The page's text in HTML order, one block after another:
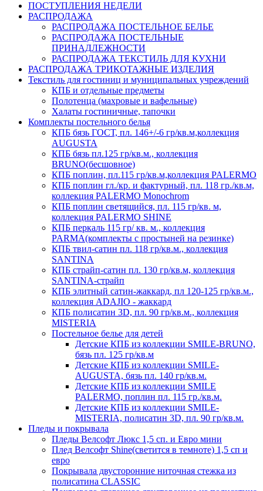
ПОСТУПЛЕНИЯ НЕДЕЛИ
РАСПРОДАЖА
РАСПРОДАЖА ПОСТЕЛЬНОЕ БЕЛЬЕ
РАСПРОДАЖА ПОСТЕЛЬНЫЕ
ПРИНАДЛЕЖНОСТИ
РАСПРОДАЖА ТЕКСТИЛЬ ДЛЯ КУХНИ
РАСПРОДАЖА ТРИКОТАЖНЫЕ ИЗДЕЛИЯ
Текстиль для гостиниц и муниципальных учреждений
КПБ и отдельные предметы
Полотенца (махровые и вафельные)
Халаты гостиничные, тапочки
Комплекты постельного белья
КПБ бязь ГОСТ, пл. 146+/-6 гр/кв.м,коллекция
AUGUSTA
КПБ бязь пл.125 гр/кв.м., коллекция
BRUNO(бесшовное)
КПБ поплин, пл.115 гр/кв.м,коллекция PALERMO
КПБ поплин гл./кр. и фактурный, пл. 118 гр./кв.м,
коллекция PALERMO Monochrom
КПБ поплин светящийся, пл. 115 гр/кв. м,
коллекция PALERMO SHINE
КПБ перкаль 115 гр/ кв. м., коллекция
PARMA(комплекты с простыней на резинке)
КПБ твил-сатин пл. 118 гр/кв.м., коллекция
SANTINA
КПБ страйп-сатин пл. 130 гр/кв.м, коллекция
SANTINA-страйп
КПБ элитный сатин-жаккард, пл 120-125 гр/кв.м.,
коллекция ADAJIO - жаккард
КПБ полисатин 3D, пл. 90 гр/кв.м., коллекция
MISTERIA
Постельное белье для детей
Детские КПБ из коллекции SMILE-BRUNO,
бязь пл. 125 гр/кв.м
Детские КПБ из коллекции SMILE-
AUGUSTA, бязь пл. 140 гр/кв.м.
Детские КПБ из коллекции SMILE
PALERMO, поплин пл. 115 гр./кв.м.
Детские КПБ из коллекции SMILE-
MISTERIA, полисатин 3D, пл. 90 гр/кв.м.
Пледы и покрывала
Пледы Велсофт Люкс 1,5 сп. и Евро мини
Плед Велсофт Shine(светится в темноте) 1,5 сп и
евро
Покрывала двусторонние ниточная стежка из
полисатина CLASSIC